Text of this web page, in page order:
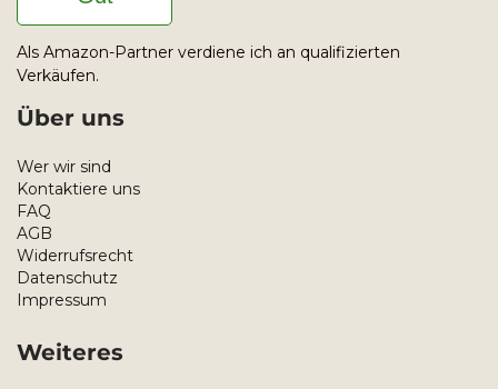
Als Amazon-Partner verdiene ich an qualifizierten
Verkäufen.
Über uns
Wer wir sind
Kontaktiere uns
FAQ
AGB
Widerrufsrecht
Datenschutz
Impressum
Weiteres